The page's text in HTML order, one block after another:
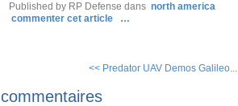
Published by RP Defense dans north america
commenter cet article
…
<< Predator UAV Demos Galileo...
commentaires